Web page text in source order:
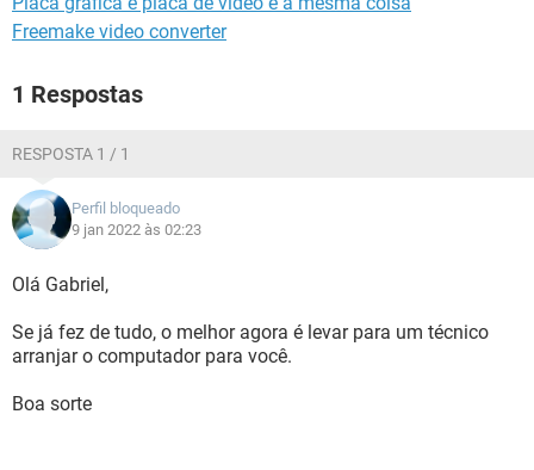
Freemake video converter
1 Respostas
RESPOSTA 1 / 1
Perfil bloqueado
9 jan 2022 às 02:23
Olá Gabriel,
Se já fez de tudo, o melhor agora é levar para um técnico
arranjar o computador para você.
Boa sorte